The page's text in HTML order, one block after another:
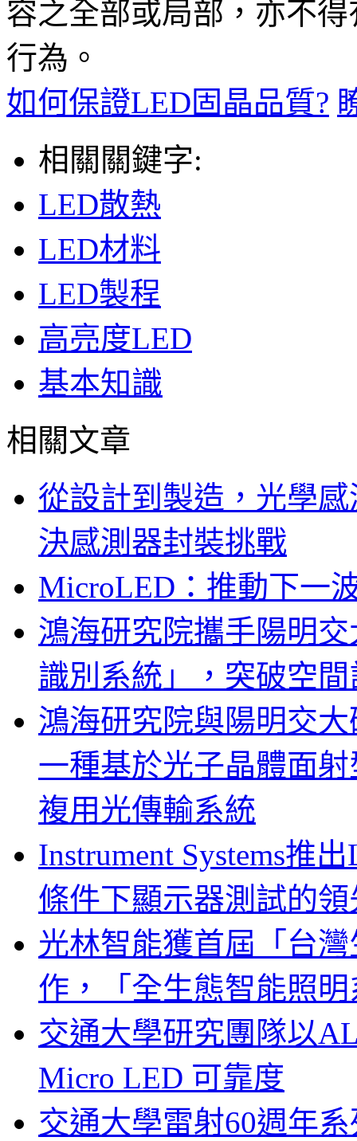
容之全部或局部，亦不
行為。
如何保證LED固晶品質?
相關關鍵字:
LED散熱
LED材料
LED製程
高亮度LED
基本知識
相關文章
從設計到製造，光學
決感測器封裝挑戰
MicroLED：推動下一
鴻海研究院攜手陽明
識別系統」，突破空
鴻海研究院與陽明交
一種基於光子晶體面
複用光傳輸系統
Instrument Systems推
條件下顯示器測試的
光林智能獲首屆「台
作，「全生態智能照
交通大學研究團隊以
Micro LED 可靠度
交通大學雷射60週年